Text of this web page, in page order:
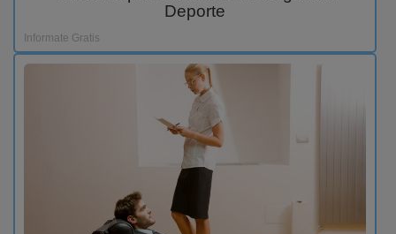
Deporte
Informate Gratis